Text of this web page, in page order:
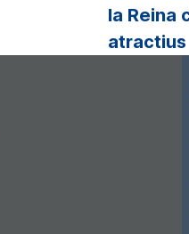
la Reina
atractius